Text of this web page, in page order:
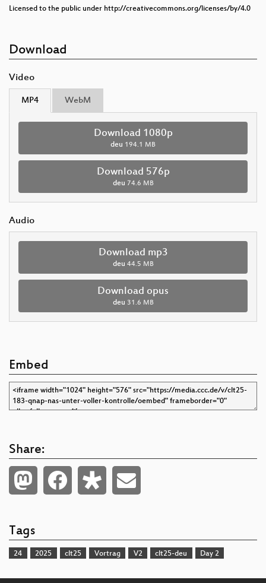
Licensed to the public under http://creativecommons.org/licenses/by/4.0
Download
Video
MP4 WebM
Download 1080p
deu 194.1 MB
Download 576p
deu 74.6 MB
Audio
Download mp3
deu 44.5 MB
Download opus
deu 31.6 MB
Embed
Share:
Tags
24 2025 clt25 Vortrag V2 clt25-deu Day 2